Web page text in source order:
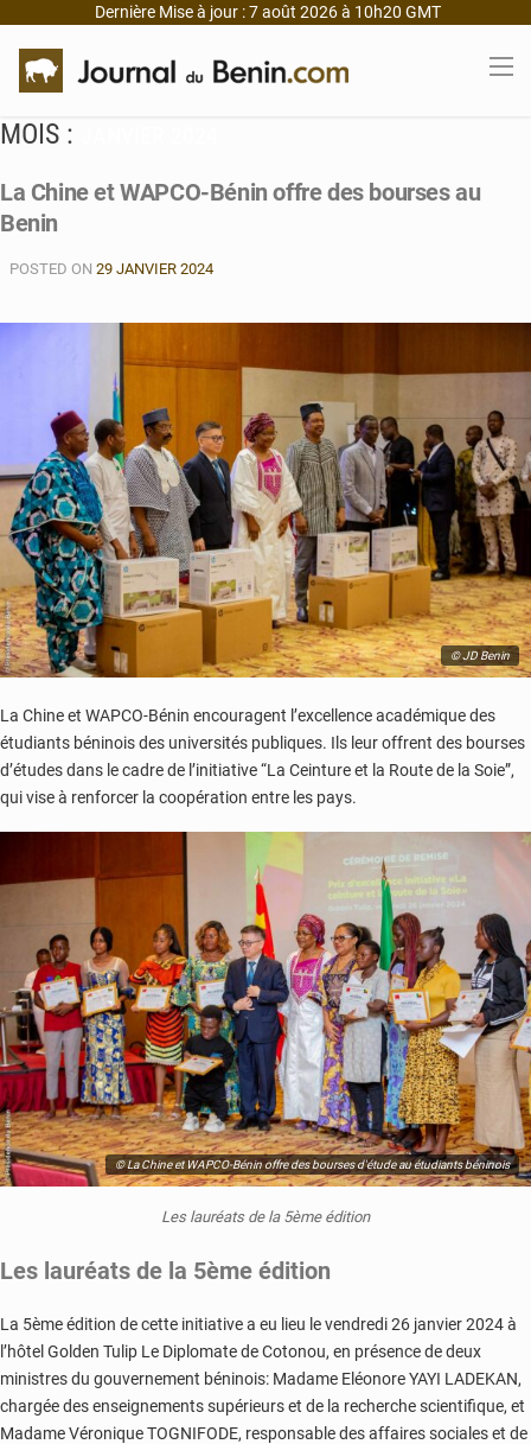
Dernière Mise à jour : 7 août 2026 à 10h20 GMT
MOIS :
La Chine et WAPCO-Bénin offre des bourses au
Benin
POSTED ON 29 JANVIER 2024
© JD Benin
La Chine et WAPCO-Bénin encouragent l’excellence académique des
étudiants béninois des universités publiques. Ils leur offrent des bourses
d’études dans le cadre de l’initiative “La Ceinture et la Route de la Soie”,
qui vise à renforcer la coopération entre les pays.
© La Chine et WAPCO-Bénin offre des bourses d'étude au étudiants béninois
Les lauréats de la 5ème édition
Les lauréats de la 5ème édition
La 5ème édition de cette initiative a eu lieu le vendredi 26 janvier 2024 à
l’hôtel Golden Tulip Le Diplomate de Cotonou, en présence de deux
ministres du gouvernement béninois: Madame Eléonore YAYI LADEKAN,
chargée des enseignements supérieurs et de la recherche scientifique, et
Madame Véronique TOGNIFODE, responsable des affaires sociales et de